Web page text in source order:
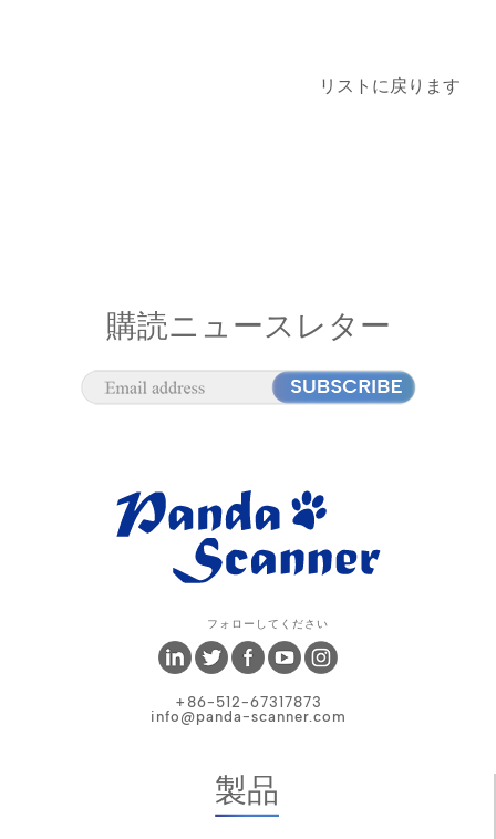
リストに戻ります
購読ニュースレター
フォローしてください
+86-512-67317873
info@panda-scanner.com
製品